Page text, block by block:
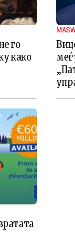
го
како